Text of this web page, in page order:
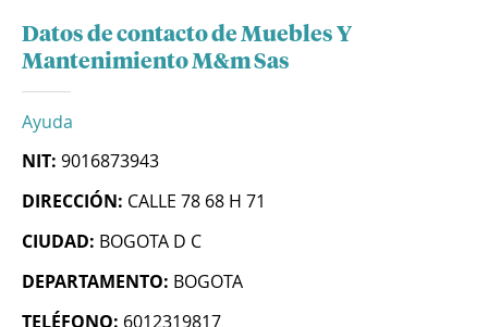
Datos de contacto de Muebles Y
Mantenimiento M&m Sas
Ayuda
NIT: 9016873943
DIRECCIÓN: CALLE 78 68 H 71
CIUDAD: BOGOTA D C
DEPARTAMENTO: BOGOTA
TELÉFONO: 6012319817